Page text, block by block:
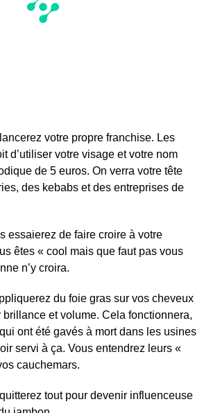
votre propre franchise. Les
d’utiliser votre visage et votre nom
de 5 euros. On verra votre tête
des kebabs et des entreprises de
essaierez de faire croire à votre
êtes « cool mais que faut pas vous
n’y croira.
du foie gras sur vos cheveux
brillance et volume. Cela fonctionnera,
ont été gavés à mort dans les usines
servi à ça. Vous entendrez leurs «
cauchemars.
tout pour devenir influenceuse